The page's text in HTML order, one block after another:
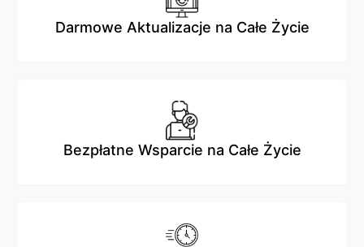
Darmowe Aktualizacje na Całe Życie
Bezpłatne Wsparcie na Całe Życie